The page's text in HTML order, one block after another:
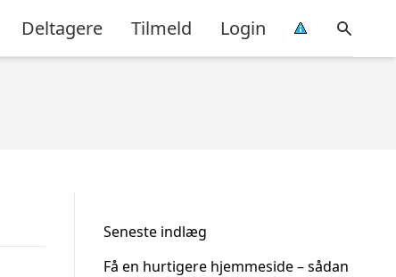
Deltagere Tilmeld Login
Seneste indlæg
Få en hurtigere hjemmeside – sådan